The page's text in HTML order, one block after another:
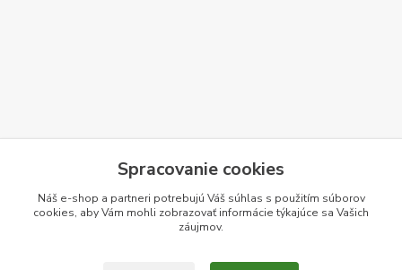
Spracovanie cookies
Náš e-shop a partneri potrebujú Váš súhlas s použitím súborov
cookies, aby Vám mohli zobrazovať informácie týkajúce sa Vašich
záujmov.